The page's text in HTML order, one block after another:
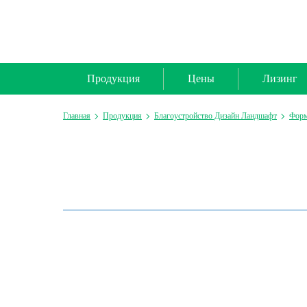
Продукция Цены Лизинг
Главная Продукция Благоустройство Дизайн Ландшафт